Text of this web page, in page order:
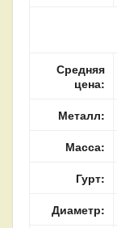
Средняя
цена:
Металл:
Масса:
Гурт:
Диаметр: